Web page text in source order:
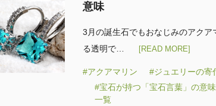
意味
3月の誕生石でもおなじみのアクア
る透明で…
[READ MORE]
#アクアマリン
#ジュエリーの寄
#宝石が持つ「宝石言葉」の意
一覧